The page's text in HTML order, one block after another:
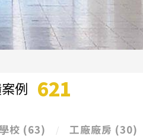
例 621
校 (63) 工廠廠房 (30)